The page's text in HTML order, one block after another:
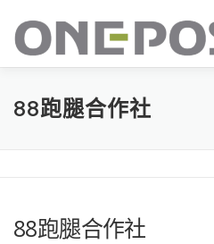
所有產品．下載 價目表
88跑腿合作社
88跑腿合作社